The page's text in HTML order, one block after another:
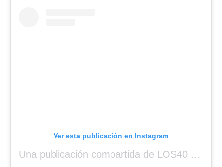
Ver esta publicación en Instagram
Una publicación compartida de LOS40 Panamá 🇵🇦 🎙️🎶 (@los40panama)